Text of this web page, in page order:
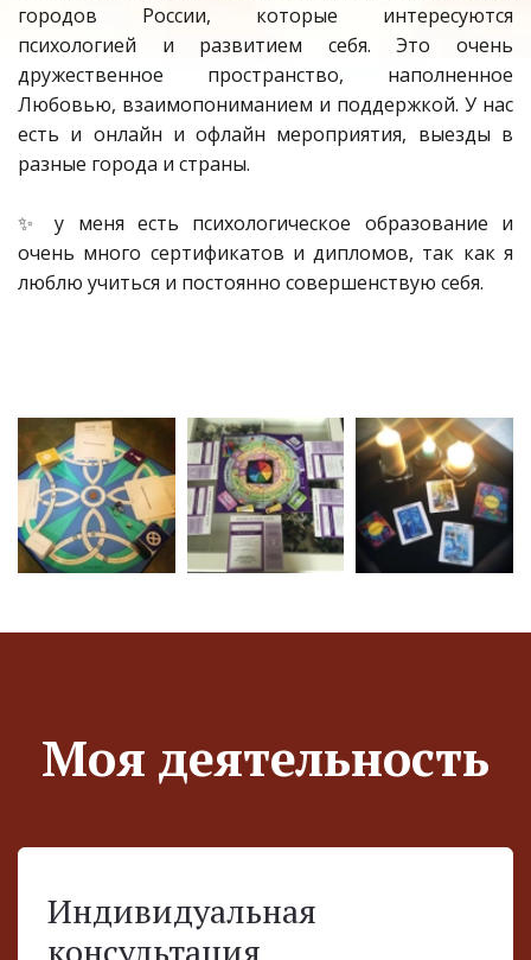
городов России, которые интересуются
психологией и развитием себя. Это очень
дружественное пространство, наполненное
Любовью, взаимопониманием и поддержкой. У нас
есть и онлайн и офлайн мероприятия, выезды в
разные города и страны.
✨ у меня есть психологическое образование и
очень много сертификатов и дипломов, так как я
люблю учиться и постоянно совершенствую себя.
Моя деятельность
Индивидуальная